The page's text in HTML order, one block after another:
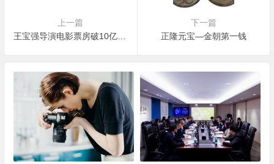
上一篇
王宝强导演电影票房破10亿 主演电影票房达173.52亿
下一篇
正隆元宝—金朝第一钱